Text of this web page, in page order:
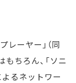
ーヤー」（同
ちろん、「ソニ
よるネットワー